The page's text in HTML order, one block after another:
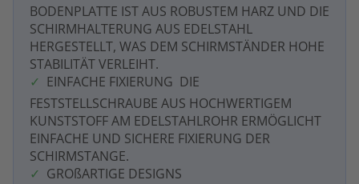
BODENPLATTE IST AUS ROBUSTEM HARZ UND DIE
SCHIRMHALTERUNG AUS EDELSTAHL
HERGESTELLT, WAS DEM SCHIRMSTÄNDER HOHE
STABILITÄT VERLEIHT.
EINFACHE FIXIERUNG  DIE
FESTSTELLSCHRAUBE AUS HOCHWERTIGEM
KUNSTSTOFF AM EDELSTAHLROHR ERMÖGLICHT
EINFACHE UND SICHERE FIXIERUNG DER
SCHIRMSTANGE.
GROßARTIGE DESIGNS